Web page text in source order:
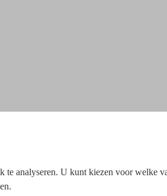
te analyseren. U kunt kiezen voor welke